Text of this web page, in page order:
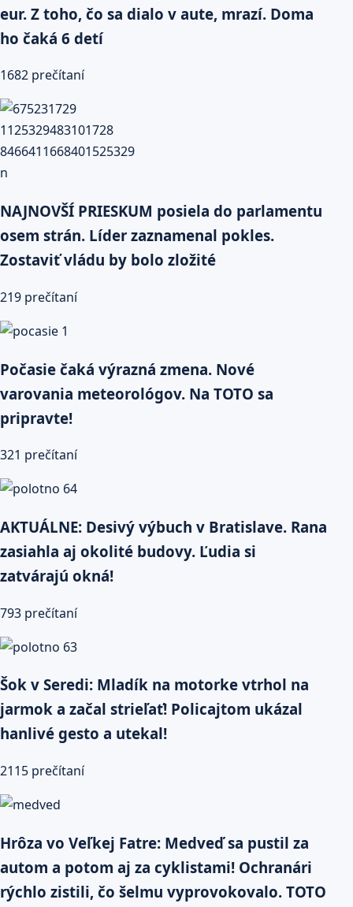
eur. Z toho, čo sa dialo v aute, mrazí. Doma
ho čaká 6 detí
1682 prečítaní
NAJNOVŠÍ PRIESKUM posiela do parlamentu
osem strán. Líder zaznamenal pokles.
Zostaviť vládu by bolo zložité
219 prečítaní
Počasie čaká výrazná zmena. Nové
varovania meteorológov. Na TOTO sa
pripravte!
321 prečítaní
AKTUÁLNE: Desivý výbuch v Bratislave. Rana
zasiahla aj okolité budovy. Ľudia si
zatvárajú okná!
793 prečítaní
Šok v Seredi: Mladík na motorke vtrhol na
jarmok a začal strieľať! Policajtom ukázal
hanlivé gesto a utekal!
2115 prečítaní
Hrôza vo Veľkej Fatre: Medveď sa pustil za
autom a potom aj za cyklistami! Ochranári
rýchlo zistili, čo šelmu vyprovokovalo. TOTO